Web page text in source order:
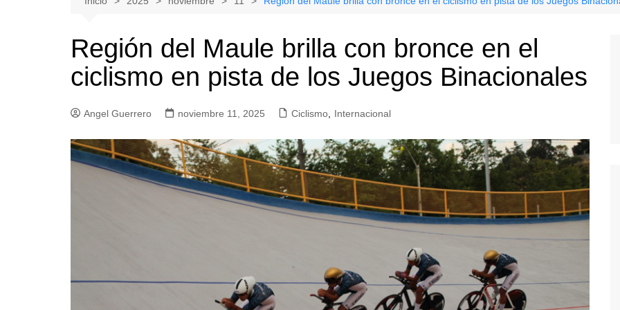
Tenis
Gimnasia
Licantén
Romeral
Sagrada Familia
Teno
Vichuquén
Región del Maule brilla con bronce en el
ciclismo en pista de los Juegos Binacionales
Angel Guerrero noviembre 11, 2025 Ciclismo, Internacional